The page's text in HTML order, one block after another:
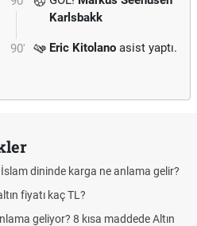
Karlsbakk
90' Eric Kitolano asist yaptı.
dininde karga ne anlama gelir?
fiyatı kaç TL?
geliyor? 8 kısa maddede Altın